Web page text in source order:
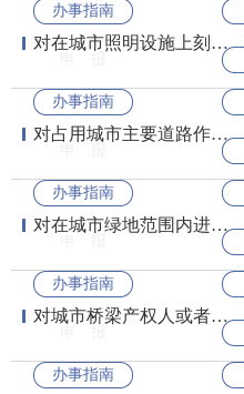
对在城市照明设施上刻划、涂污的；在城市照明设施安全距离内，擅自植树、挖...
办事指南
对占用城市主要道路作为集贸市场和停车场及摆摊设点的；擅自挖掘城市道路的...
办事指南
对在城市绿地范围内进行拦河截溪、取土采石、设置垃圾堆场、排放污水以及其...
办事指南
对城市桥梁产权人或者委托管理人不履行养护维修义务的处罚
办事指南
办事指南